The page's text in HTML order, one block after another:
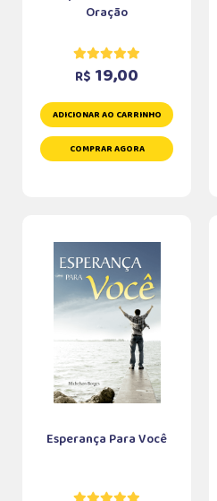
Oração
R$ 19,00
ADICIONAR AO CARRINHO
COMPRAR AGORA
Esperança Para Você